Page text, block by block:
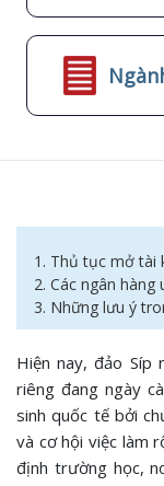
1. Thủ tục mở tài
2. Các ngân hàng
3. Những lưu ý
Hiện nay, đảo Síp
riêng đang ngày
sinh quốc tế bởi
và cơ hội việc làm
định trường học,